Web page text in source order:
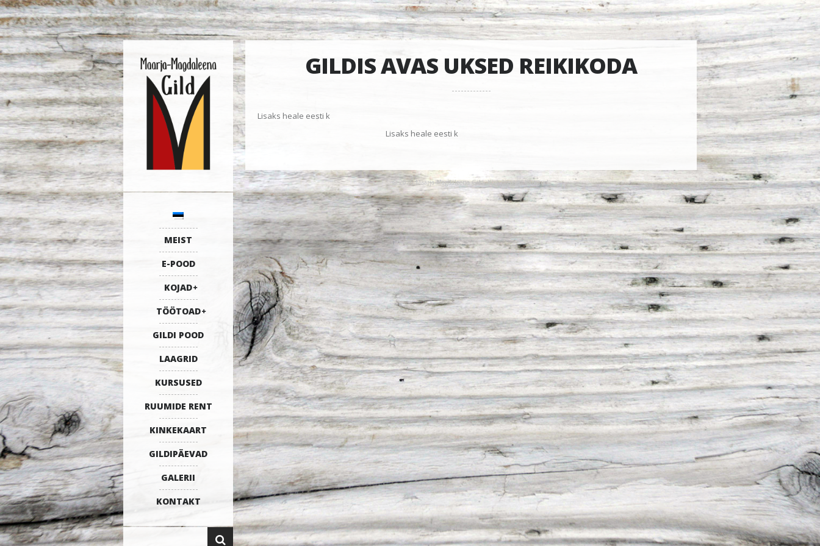
MEIST
E-POOD
KOJAD
TÖÖTOAD
GILDI POOD
LAAGRID
KURSUSED
RUUMIDE RENT
KINKEKAART
GILDIPÄEVAD
GALERII
KONTAKT
GILDIS AVAS UKSED REIKIKODA
Lisaks heale eesti k
Lisaks heale eesti k
© 2026 Maarja-Magdaleena Gild. Kõik õigused kaitstud.